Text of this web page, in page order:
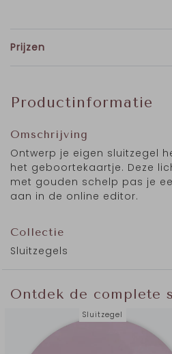
Prijzen
Productinformatie
Omschrijving
Ontwerp je eigen sluitzegel
het geboortekaartje. Deze
met gouden schelp pas je
aan in de online editor.
Collectie
Sluitzegels
Ontdek de complete
Sluitzegel